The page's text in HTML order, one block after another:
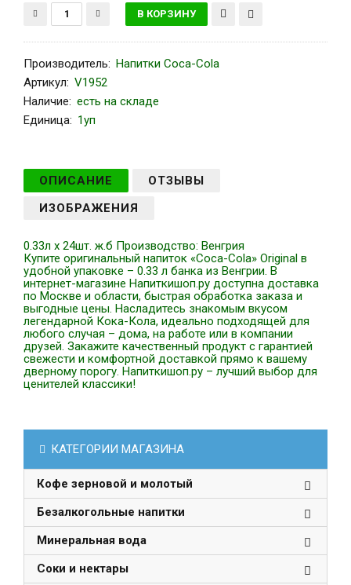
Производитель: Напитки Coca-Сola
Артикул: V1952
Наличие: есть на складе
Единица: 1уп
ОПИСАНИЕ
ОТЗЫВЫ
ИЗОБРАЖЕНИЯ
0.33л x 24шт. ж.б Производство: Венгрия
Купите оригинальный напиток «Coca-Cola» Original в
удобной упаковке – 0.33 л банка из Венгрии. В
интернет-магазине Напиткишоп.ру доступна доставка
по Москве и области, быстрая обработка заказа и
выгодные цены. Насладитесь знакомым вкусом
легендарной Кока-Кола, идеально подходящей для
любого случая – дома, на работе или в компании
друзей. Закажите качественный продукт с гарантией
свежести и комфортной доставкой прямо к вашему
дверному порогу. Напиткишоп.ру – лучший выбор для
ценителей классики!
КАТЕГОРИИ МАГАЗИНА
Кофе зерновой и молотый
Безалкогольные напитки
Минеральная вода
Соки и нектары